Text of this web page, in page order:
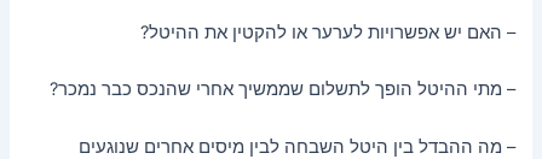
– האם יש אפשרויות לערער או להקטין את ההיטל?
– מתי ההיטל הופך לתשלום שממשיך אחרי שהנכס כבר נמכר?
– מה ההבדל בין היטל השבחה לבין מיסים אחרים שנוגעים